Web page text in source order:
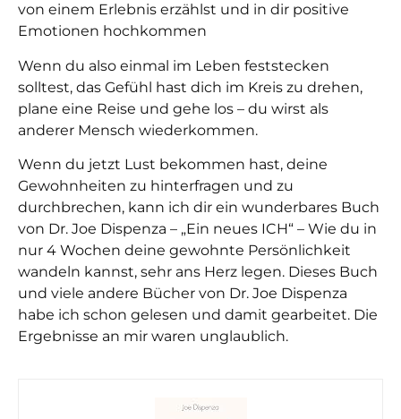
von einem Erlebnis erzählst und in dir positive
Emotionen hochkommen
Wenn du also einmal im Leben feststecken
solltest, das Gefühl hast dich im Kreis zu drehen,
plane eine Reise und gehe los – du wirst als
anderer Mensch wiederkommen.
Wenn du jetzt Lust bekommen hast, deine
Gewohnheiten zu hinterfragen und zu
durchbrechen, kann ich dir ein wunderbares Buch
von Dr. Joe Dispenza – „Ein neues ICH“ – Wie du in
nur 4 Wochen deine gewohnte Persönlichkeit
wandeln kannst, sehr ans Herz legen. Dieses Buch
und viele andere Bücher von Dr. Joe Dispenza
habe ich schon gelesen und damit gearbeitet. Die
Ergebnisse an mir waren unglaublich.